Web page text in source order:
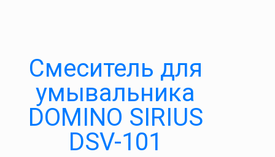
Cмеситель для
умывальника
DOMINO SIRIUS
DSV-101